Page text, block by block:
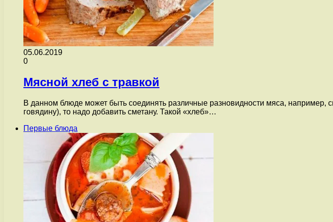
05.06.2019
0
Мясной хлеб с травкой
В данном блюде может быть соединять различные разновидности мяса, например,
говядину), то надо добавить сметану. Такой «хлеб»…
Первые блюда